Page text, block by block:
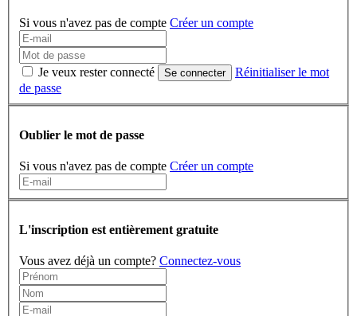
Si vous n'avez pas de compte Créer un compte
Je veux rester connecté Se connecter
Réinitialiser le mot
de passe
Oublier le mot de passe
Si vous n'avez pas de compte Créer un compte
L'inscription est entièrement gratuite
Vous avez déjà un compte? Connectez-vous